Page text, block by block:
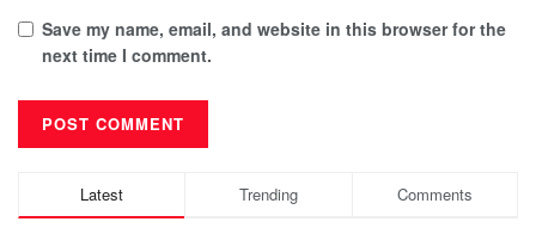
Save my name, email, and website in this browser for the
next time I comment.
Latest Trending Comments